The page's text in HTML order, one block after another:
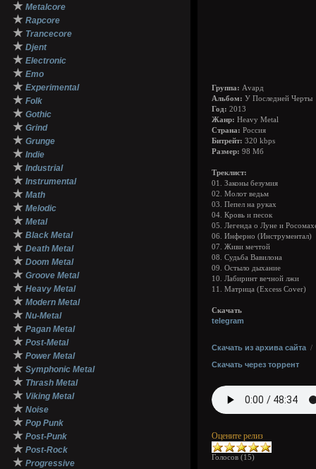
★ Metalcore
★ Rapcore
★ Trancecore
★ Djent
★ Electronic
★ Emo
★ Experimental
★ Folk
★ Gothic
★ Grind
★ Grunge
★ Indie
★ Industrial
★ Instrumental
★ Math
★ Melodic
★ Metal
★ Black Metal
★ Death Metal
★ Doom Metal
★ Groove Metal
★ Heavy Metal
★ Modern Metal
★ Nu-Metal
★ Pagan Metal
★ Post-Metal
★ Power Metal
★ Symphonic Metal
★ Thrash Metal
★ Viking Metal
★ Noise
★ Pop Punk
★ Post-Punk
★ Post-Rock
★ Progressive
Группа: Аvард
Альбом: У Последней Черты
Год: 2013
Жанр: Heavy Metal
Страна: Россия
Битрейт: 320 kbps
Размер: 98 Мб
Треклист:
01. Законы безумия
02. Молот ведьм
03. Пепел на руках
04. Кровь и песок
05. Легенда о Луне и
06. Инферно (Инструментал)
07. Живи мечтой
08. Судьба Вавилона
09. Остыло дыхание
10. Лабиринт вечной лжи
11. Матрица (Excess Cover)
Скачать
telegram
Скачать из архива сайта /
Скачать через торрент
Оцените релиз
Голосов (15)